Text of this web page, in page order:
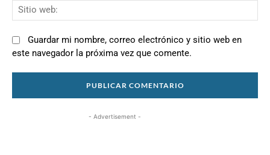
Guardar mi nombre, correo electrónico y sitio web en
este navegador la próxima vez que comente.
- Advertisement -